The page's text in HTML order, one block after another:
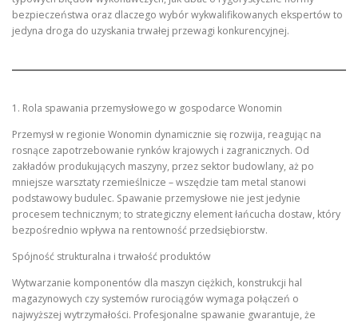
bezpieczeństwa oraz dlaczego wybór wykwalifikowanych ekspertów to
jedyna droga do uzyskania trwałej przewagi konkurencyjnej.
1. Rola spawania przemysłowego w gospodarce Wonomin
Przemysł w regionie Wonomin dynamicznie się rozwija, reagując na
rosnące zapotrzebowanie rynków krajowych i zagranicznych. Od
zakładów produkujących maszyny, przez sektor budowlany, aż po
mniejsze warsztaty rzemieślnicze – wszędzie tam metal stanowi
podstawowy budulec. Spawanie przemysłowe nie jest jedynie
procesem technicznym; to strategiczny element łańcucha dostaw, który
bezpośrednio wpływa na rentowność przedsiębiorstw.
Spójność strukturalna i trwałość produktów
Wytwarzanie komponentów dla maszyn ciężkich, konstrukcji hal
magazynowych czy systemów rurociągów wymaga połączeń o
najwyższej wytrzymałości. Profesjonalne spawanie gwarantuje, że